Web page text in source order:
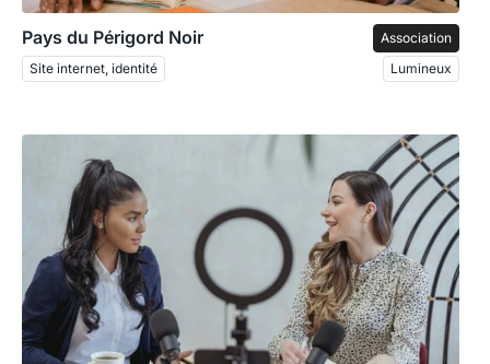
Pays du Périgord Noir
Association
Site internet, identité
Lumineux